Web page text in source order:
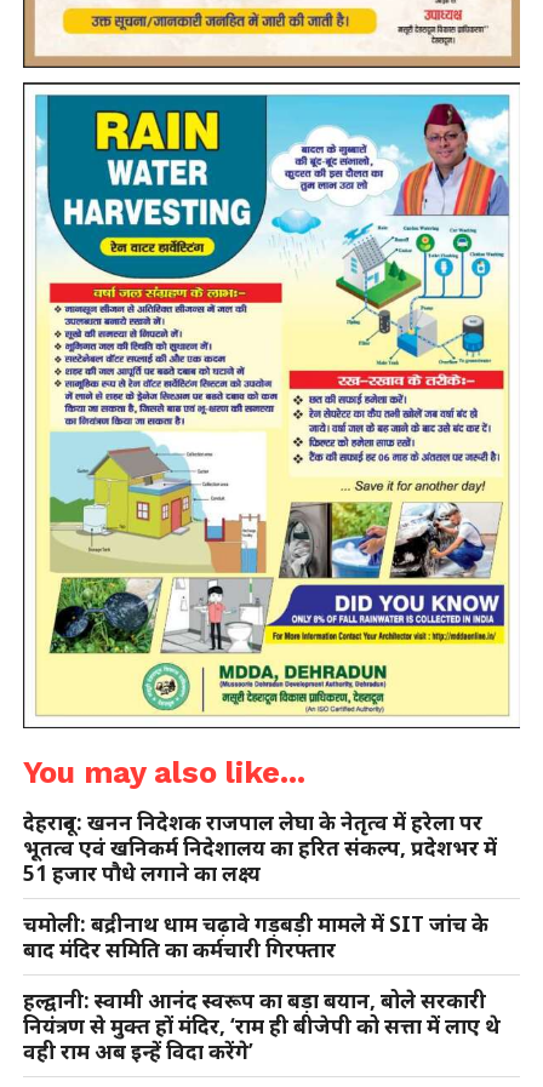
You may also like...
देहरादून: खनन निदेशक राजपाल लेघा के नेतृत्व में हरेला पर
भूतत्व एवं खनिकर्म निदेशालय का हरित संकल्प, प्रदेशभर में
51 हजार पौधे लगाने का लक्ष्य
चमोली: बद्रीनाथ धाम चढ़ावे गड़बड़ी मामले में SIT जांच के
बाद मंदिर समिति का कर्मचारी गिरफ्तार
हल्द्वानी: स्वामी आनंद स्वरूप का बड़ा बयान, बोले सरकारी
नियंत्रण से मुक्त हों मंदिर, ‘राम ही बीजेपी को सत्ता में लाए थे
वही राम अब इन्हें विदा करेंगे’